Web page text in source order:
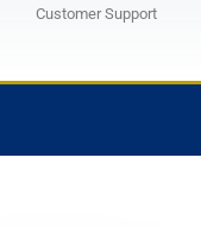
Customer Support